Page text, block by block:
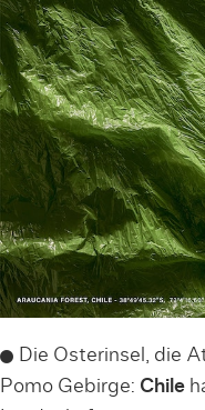
Die Osterinsel, die
Pomo Gebirge: Chile